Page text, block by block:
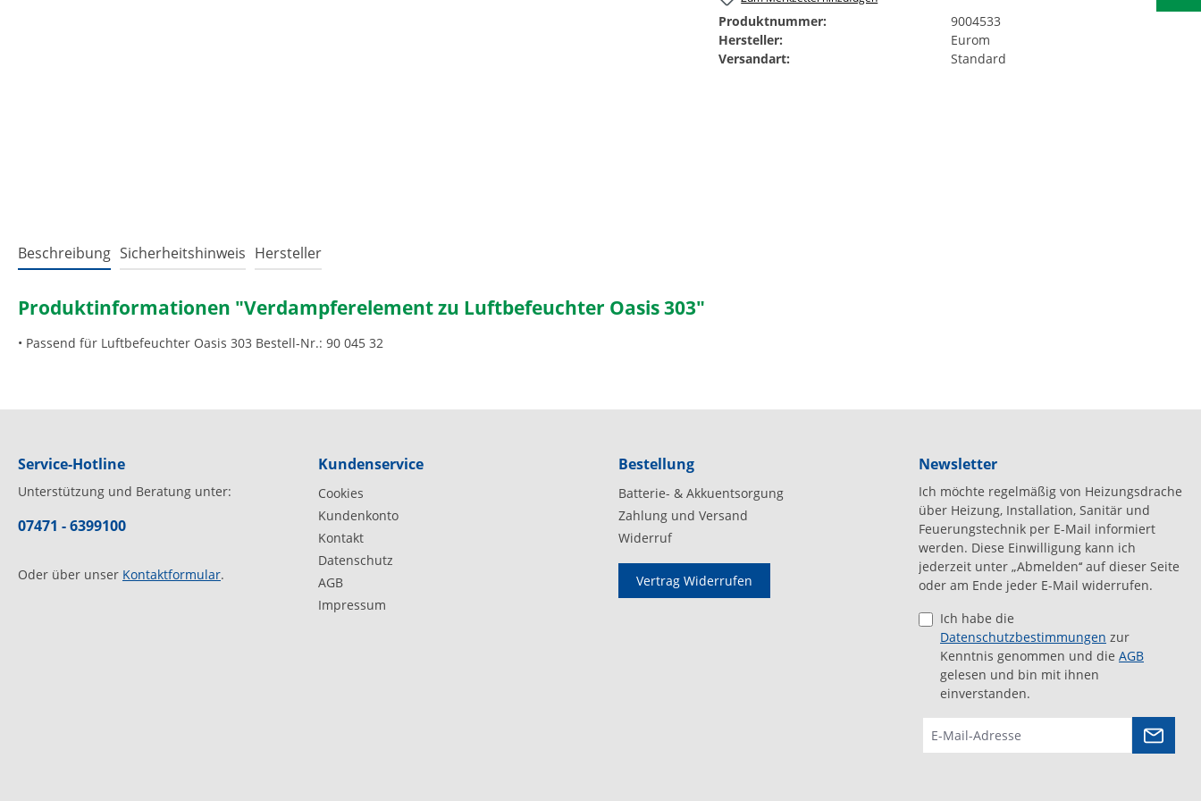
Produktnummer:
9004533
Hersteller:
Eurom
Versandart:
Standard
Beschreibung Sicherheitshinweis Hersteller
Produktinformationen "Verdampferelement zu Luftbefeuchter Oasis 303"
• Passend für Luftbefeuchter Oasis 303 Bestell-Nr.: 90 045 32
Service-Hotline
Unterstützung und Beratung unter:
07471 - 6399100
Oder über unser Kontaktformular.
Kundenservice
Cookies
Kundenkonto
Kontakt
Datenschutz
AGB
Impressum
Bestellung
Batterie- & Akkuentsorgung
Zahlung und Versand
Widerruf
Vertrag Widerrufen
Newsletter
Ich möchte regelmäßig von Heizungsdrache
über Heizung, Installation, Sanitär und
Feuerungstechnik per E-Mail informiert
werden. Diese Einwilligung kann ich
jederzeit unter „Abmelden‘‘ auf dieser Seite
oder am Ende jeder E-Mail widerrufen.
Ich habe die
Datenschutzbestimmungen zur
Kenntnis genommen und die AGB
gelesen und bin mit ihnen
einverstanden.